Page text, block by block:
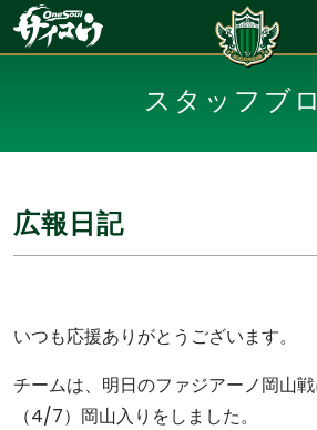
スタッフブ
広報日記
いつも応援ありがとうございます。
チームは、明日のファジアーノ岡山
（4/7）岡山入りをしました。